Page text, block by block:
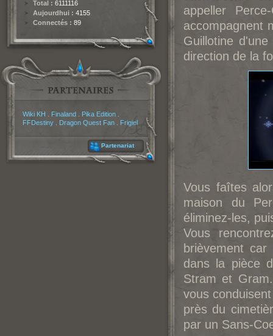
Total : 6111116
Aujourdhui : 4155
Connectés : 89
Wiki KH Finaland Pika Edition
FFDestiny
Dragon Quest Fan Frigiel
Partenariat
appeller
accompagnent
Guillotine
direction de la
Vous faîtes
maison du
éliminez-les,
Vous
brièvement
dans la pièce
Stram et
vous
près du
par un Sans-